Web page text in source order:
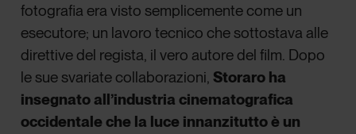
fotografia era visto semplicemente come un
esecutore; un lavoro tecnico che sottostava alle
direttive del regista, il vero autore del film. Dopo
le sue svariate collaborazioni,Storaro ha
insegnato all’industria cinematografica
occidentale che la luce innanzitutto è un